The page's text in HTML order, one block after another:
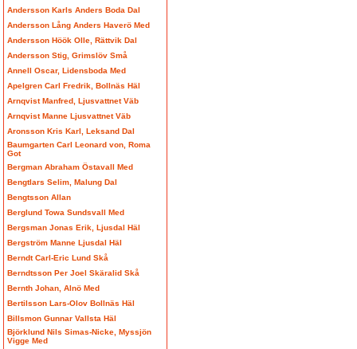
Andersson Karls Anders Boda Dal
Andersson Lång Anders Haverö Med
Andersson Höök Olle, Rättvik Dal
Andersson Stig, Grimslöv Små
Annell Oscar, Lidensboda Med
Apelgren Carl Fredrik, Bollnäs Häl
Arnqvist Manfred, Ljusvattnet Väb
Arnqvist Manne Ljusvattnet Väb
Aronsson Kris Karl, Leksand Dal
Baumgarten Carl Leonard von, Roma
Got
Bergman Abraham Östavall Med
Bengtlars Selim, Malung Dal
Bengtsson Allan
Berglund Towa Sundsvall Med
Bergsman Jonas Erik, Ljusdal Häl
Bergström Manne Ljusdal Häl
Berndt Carl-Eric Lund Skå
Berndtsson Per Joel Skäralid Skå
Bernth Johan, Alnö Med
Bertilsson Lars-Olov Bollnäs Häl
Billsmon Gunnar Vallsta Häl
Björklund Nils Simas-Nicke, Myssjön
Vigge Med